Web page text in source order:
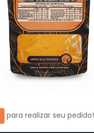
para realizar seu pedido!